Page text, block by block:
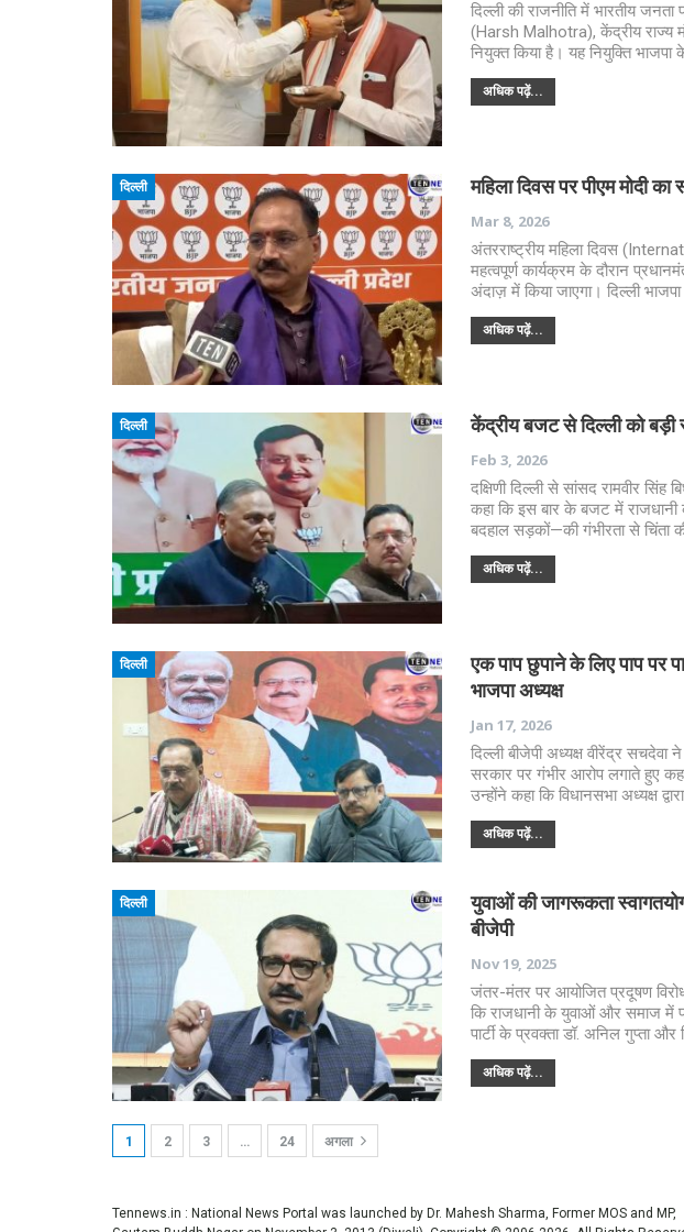
दिल्ली की राजनीति में भारतीय
(Harsh Malhotra), केंद्रीय राज्य
नियुक्त किया है। यह नियुक्ति भाजपा
अधिक पढ़ें...
दिल्ली महिला दिवस पर पीएम मोदी
Mar 8, 2026
अंतरराष्ट्रीय महिला दिवस
महत्वपूर्ण कार्यक्रम के दौरान
अंदाज़ में किया जाएगा। दिल्ली
अधिक पढ़ें...
दिल्ली केंद्रीय बजट से दिल्ली को बड़ी
Feb 3, 2026
दक्षिणी दिल्ली से सांसद रामवीर
कहा कि इस बार के बजट में
बदहाल सड़कों—की गंभीरता से चिंता
अधिक पढ़ें...
दिल्ली
एक पाप छुपाने के लिए पाप पर
भाजपा अध्यक्ष
Jan 17, 2026
दिल्ली बीजेपी अध्यक्ष वीरेंद्र
सरकार पर गंभीर आरोप लगाते हुए
उन्होंने कहा कि विधानसभा अध्यक्ष
अधिक पढ़ें...
दिल्ली
युवाओं की जागरूकता
बीजेपी
Nov 19, 2025
जंतर-मंतर पर आयोजित प्रदूषण
कि राजधानी के युवाओं और समाज में
पार्टी के प्रवक्ता डॉ. अनिल गुप्ता और
अधिक पढ़ें...
1 2 3 … 24 अगला
Tennews.in : National News Portal was launched by Dr. Mahesh Sharma, Former MOS and MP,